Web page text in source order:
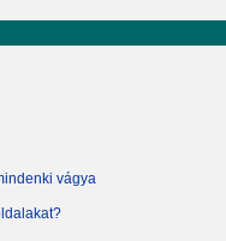
vágya